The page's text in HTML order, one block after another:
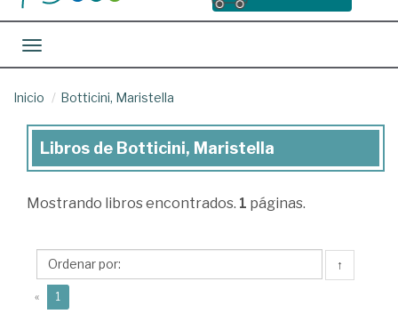
Toggle navigation
Inicio Botticini, Maristella
Libros
Botticini,
Libros de Botticini, Maristella
Mostrando libros encontrados. 1 páginas.
↑
« 1